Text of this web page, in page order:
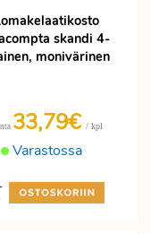
skandi 4-
monivärinen
Varastossa
33,79€ / kpl